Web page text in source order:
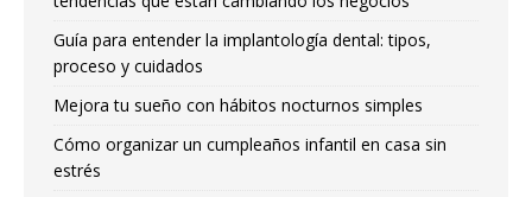
Guía para entender la implantología dental: tipos,
proceso y cuidados
Mejora tu sueño con hábitos nocturnos simples
Cómo organizar un cumpleaños infantil en casa sin
estrés